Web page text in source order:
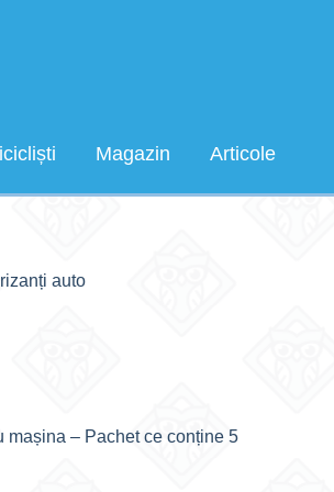
Magazin Articole
auto
mașina – Pachet ce conține 5